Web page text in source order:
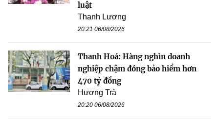
luật
Thanh Lương
20:21 06/08/2026
Thanh Hoá: Hàng nghìn doanh
nghiệp chậm đóng bảo hiểm hơn
470 tỷ đồng
Hương Trà
20:20 06/08/2026